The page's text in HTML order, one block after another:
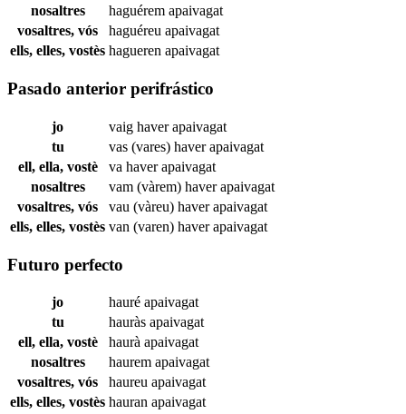
nosaltres
haguérem apaivagat
vosaltres, vós
haguéreu apaivagat
ells, elles, vostès hagueren apaivagat
Pasado anterior perifrástico
jo vaig haverapaivagat
tu
vas (vares) haverapaivagat
ell, ella, vostè
va haverapaivagat
nosaltres
vam (vàrem) haverapaivagat
vosaltres, vós
vau (vàreu) haverapaivagat
ells, elles, vostès van (varen) haverapaivagat
Futuro perfecto
jo hauré apaivagat
tu
hauràs apaivagat
ell, ella, vostè
haurà apaivagat
nosaltres
haurem apaivagat
vosaltres, vós
haureu apaivagat
ells, elles, vostès hauran apaivagat